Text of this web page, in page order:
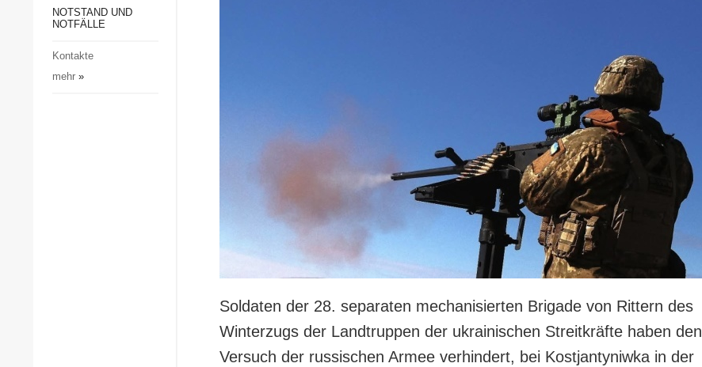
Gesellschaft und Kultur
NOTSTAND UND
NOTFÄLLE
Kontakte
mehr»
Soldaten der 28. separaten mechanisierten Brigade von Rittern des
Winterzugs der Landtruppen der ukrainischen Streitkräfte haben den
Versuch der russischen Armee verhindert, bei Kostjantyniwka in der